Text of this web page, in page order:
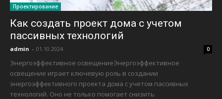
Проектирование
Как создать проект дома с учетом
пассивных технологий
admin - 01.10.2024 0
Энергоэффективное освещениеЭнергоэффективное
освещение играет ключевую роль в создании
энергоэффективного проекта дома с учетом пассивных
технологий. Оно не только помогает снизить